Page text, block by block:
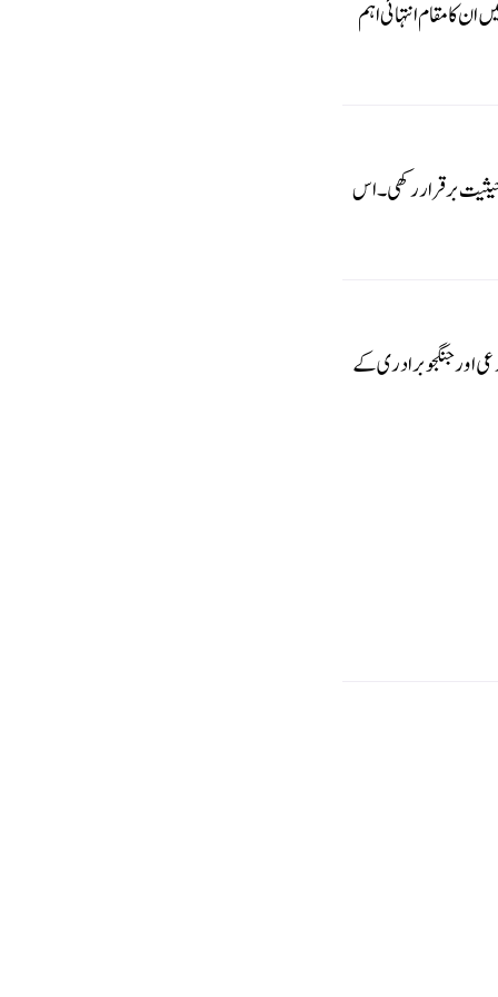
کا مقام انتہائی اہم
برقرار رکھی۔ اس
اور جنگجو برادری کے